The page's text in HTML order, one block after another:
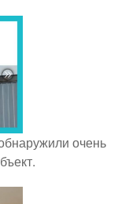
очень